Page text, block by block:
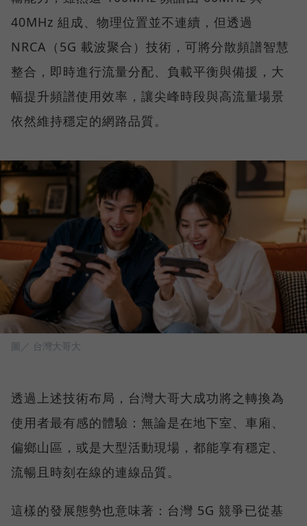
40MHz 組成、物理位置並不連續，但透過
NRCA（5G 載波聚合）技術，可將分散頻譜智慧
整合，即時進行流量分配、負載平衡與備援，大
幅提升頻譜使用效率，讓尖峰時段與高流量場景
依然維持穩定的網路品質。
圖／ 台灣大哥大
透過上述技術布局，台灣大哥大成功將之轉換為
使用者最有感的體驗：無論是在地下室、車廂、
偏鄉山區，或是大型活動現場，都能享有穩定、
流暢且時刻在線的連線品質。
這樣的發展態勢也意味著：台灣 5G 競爭已從基